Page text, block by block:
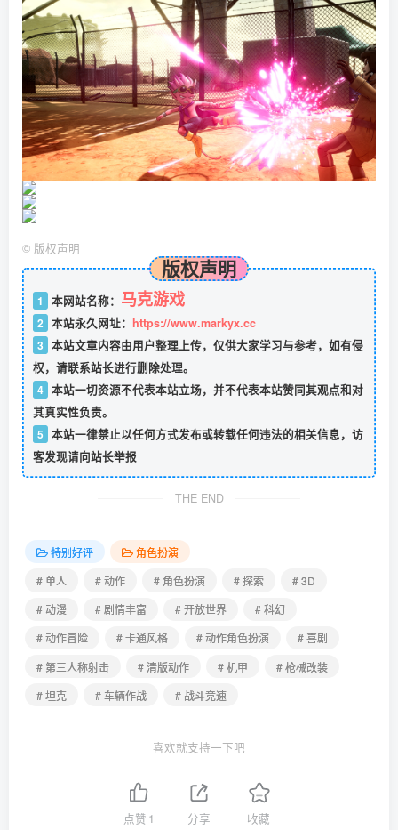
© 版权声明
版权声明
1 本网站名称： 马克游戏
2 本站永久网址： https://www.markyx.cc
3 本站文章内容由用户整理上传，仅供大家学习与参考，如有侵
权，请联系站长进行删除处理。
4 本站一切资源不代表本站立场，并不代表本站赞同其观点和对
其真实性负责。
5 本站一律禁止以任何方式发布或转载任何违法的相关信息，访
客发现请向站长举报
THE END
特别好评
角色扮演
# 单人
# 动作 # 角色扮演 # 探索
# 3D
# 动漫
# 剧情丰富 # 开放世界
# 科幻
# 动作冒险
# 卡通风格 # 动作角色扮演
# 喜剧
# 第三人称射击
# 清版动作 # 机甲
# 枪械改装
# 坦克
# 车辆作战 # 战斗竞速
喜欢就支持一下吧
点赞 1 分享 收藏